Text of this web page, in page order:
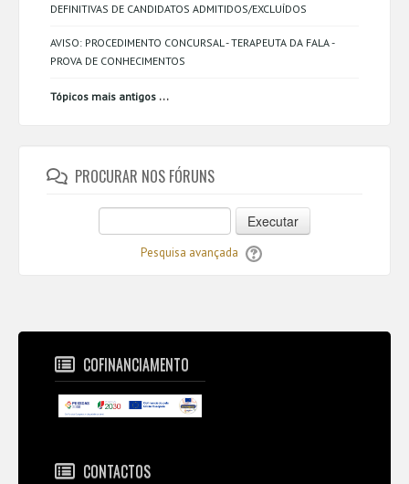
DEFINITIVAS DE CANDIDATOS ADMITIDOS/EXCLUÍDOS
AVISO: PROCEDIMENTO CONCURSAL - TERAPEUTA DA FALA -
PROVA DE CONHECIMENTOS
Tópicos mais antigos ...
PROCURAR NOS FÓRUNS
Executar
Pesquisa avançada
COFINANCIAMENTO
CONTACTOS